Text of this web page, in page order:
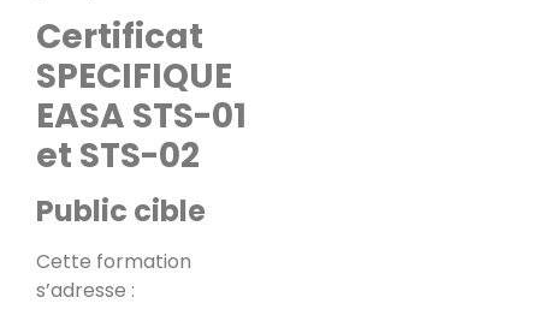
Certificat
SPECIFIQUE
EASA STS-01
et STS-02
Public cible
Cette formation
s’adresse :